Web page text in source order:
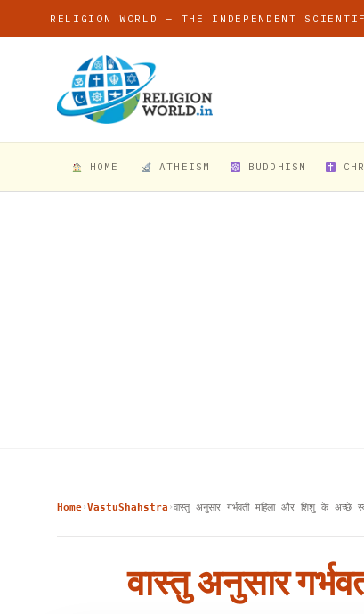
RELIGION WORLD — THE INDEPENDENT
HOME ATHEISM BUDDHISM
Home›VastuShahstra ›वास्तु अनुसार गर्भवती महिला और शिशु के अच्छे
वास्तु अनुसार